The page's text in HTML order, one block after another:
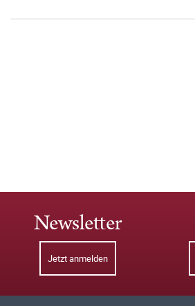
Newsletter
Jetzt anmelden